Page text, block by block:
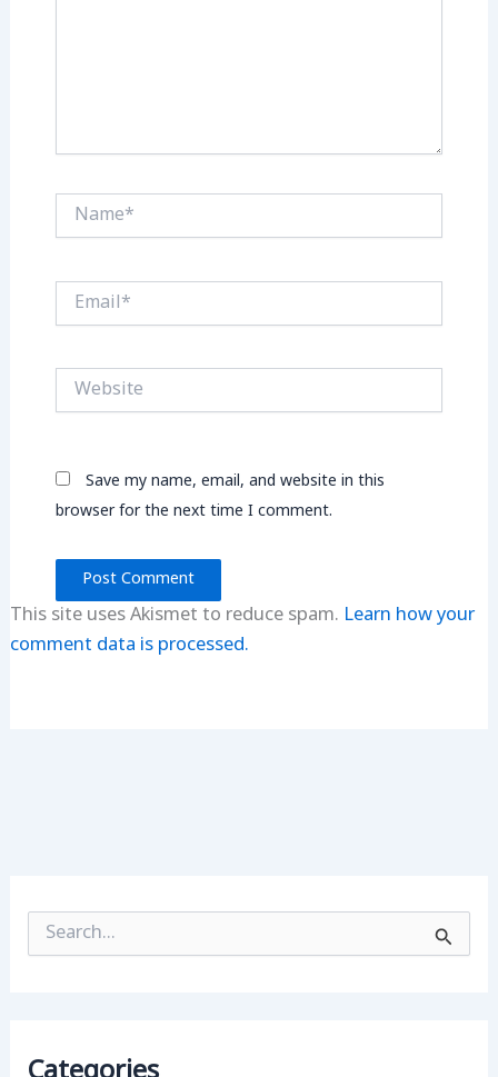
Name*
Email*
Website
Save my name, email, and website in this
browser for the next time I comment.
This site uses Akismet to reduce spam. Learn how your
comment data is processed.